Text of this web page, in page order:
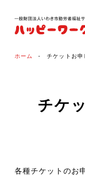
ホーム チケットお申
チケ
各種チケットのお